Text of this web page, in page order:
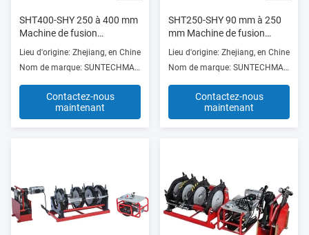
SHT400-SHY 250 à 400 mm
Machine de fusion
hydraulique automatique à
bout rouge Haute efficacité
Lieu d'origine: Zhejiang, en Chine
Nom de marque: SUNTECHMACH
Contactez-nous
maintenant
SHT250-SHY 90 mm à 250
mm Machine de fusion
hydraulique à fourche à
quatre pinces Prix de
fabrication
Lieu d'origine: Zhejiang, en Chine
Nom de marque: SUNTECHMACH
Contactez-nous
maintenant